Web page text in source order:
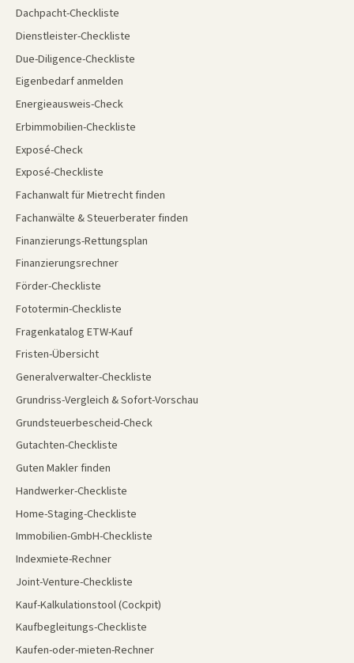
Dachpacht-Checkliste
Dienstleister-Checkliste
Due-Diligence-Checkliste
Eigenbedarf anmelden
Energieausweis-Check
Erbimmobilien-Checkliste
Exposé-Check
Exposé-Checkliste
Fachanwalt für Mietrecht finden
Fachanwälte & Steuerberater finden
Finanzierungs-Rettungsplan
Finanzierungsrechner
Förder-Checkliste
Fototermin-Checkliste
Fragenkatalog ETW-Kauf
Fristen-Übersicht
Generalverwalter-Checkliste
Grundriss-Vergleich & Sofort-Vorschau
Grundsteuerbescheid-Check
Gutachten-Checkliste
Guten Makler finden
Handwerker-Checkliste
Home-Staging-Checkliste
Immobilien-GmbH-Checkliste
Indexmiete-Rechner
Joint-Venture-Checkliste
Kauf-Kalkulationstool (Cockpit)
Kaufbegleitungs-Checkliste
Kaufen-oder-mieten-Rechner